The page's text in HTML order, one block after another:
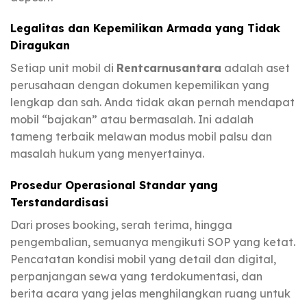
Legalitas dan Kepemilikan Armada yang Tidak
Diragukan
Setiap unit mobil di Rentcarnusantara adalah aset
perusahaan dengan dokumen kepemilikan yang
lengkap dan sah. Anda tidak akan pernah mendapat
mobil “bajakan” atau bermasalah. Ini adalah
tameng terbaik melawan modus mobil palsu dan
masalah hukum yang menyertainya.
Prosedur Operasional Standar yang
Terstandardisasi
Dari proses booking, serah terima, hingga
pengembalian, semuanya mengikuti SOP yang ketat.
Pencatatan kondisi mobil yang detail dan digital,
perpanjangan sewa yang terdokumentasi, dan
berita acara yang jelas menghilangkan ruang untuk